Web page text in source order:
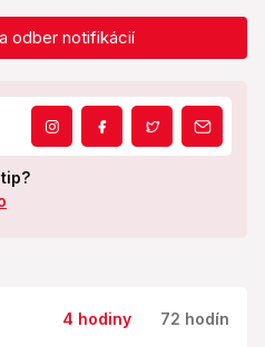
odber notifikácií
4 hodiny 72 hodín